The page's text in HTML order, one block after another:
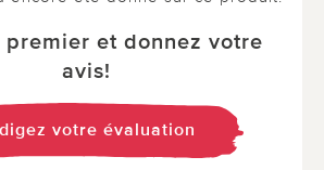
premier et donnez votre
avis!
votre évaluation